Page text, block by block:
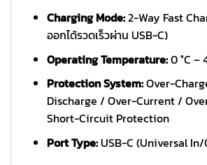
Charging Mode:2-Way Fast
ออกได้รวดเร็วผ่าน USB-C)
Operating Temperature:0 °C –
Protection System:Over-
Discharge / Over-Current /
Short-Circuit Protection
Port Type:USB-C (Universal